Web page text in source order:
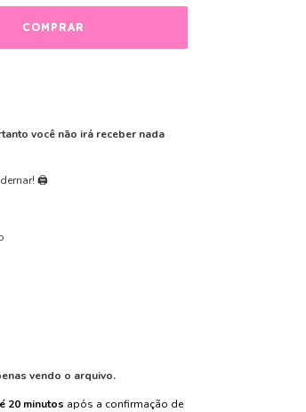
você não irá receber nada
🖨️
vendo o arquivo.
20 minutos após a confirmação de